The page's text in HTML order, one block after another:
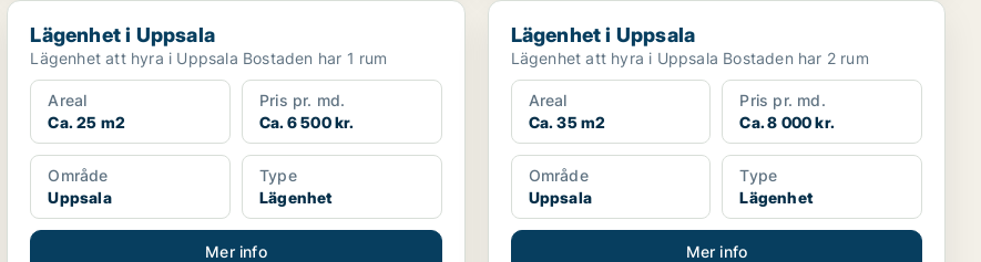
Lägenhet i Uppsala
Lägenhet i Uppsala
Lägenhet att hyra i Uppsala Bostaden har 1 rum
Areal
Ca. 25 m2
Pris pr. md.
Ca. 6 500 kr.
Område
Uppsala
Type
Lägenhet
Mer info
Lägenhet i Uppsala
Lägenhet i Uppsala
Lägenhet att hyra i Uppsala Bostaden har 2 rum
Areal
Ca. 35 m2
Pris pr. md.
Ca. 8 000 kr.
Område
Uppsala
Type
Lägenhet
Mer info